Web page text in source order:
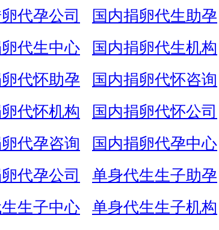
代孕公司
国内捐卵代生助孕
代生中心
国内捐卵代生机构
代怀助孕
国内捐卵代怀咨询
代怀机构
国内捐卵代怀公司
代孕咨询
国内捐卵代孕中心
代孕公司
单身代生生子助孕
生子中心
单身代生生子机构